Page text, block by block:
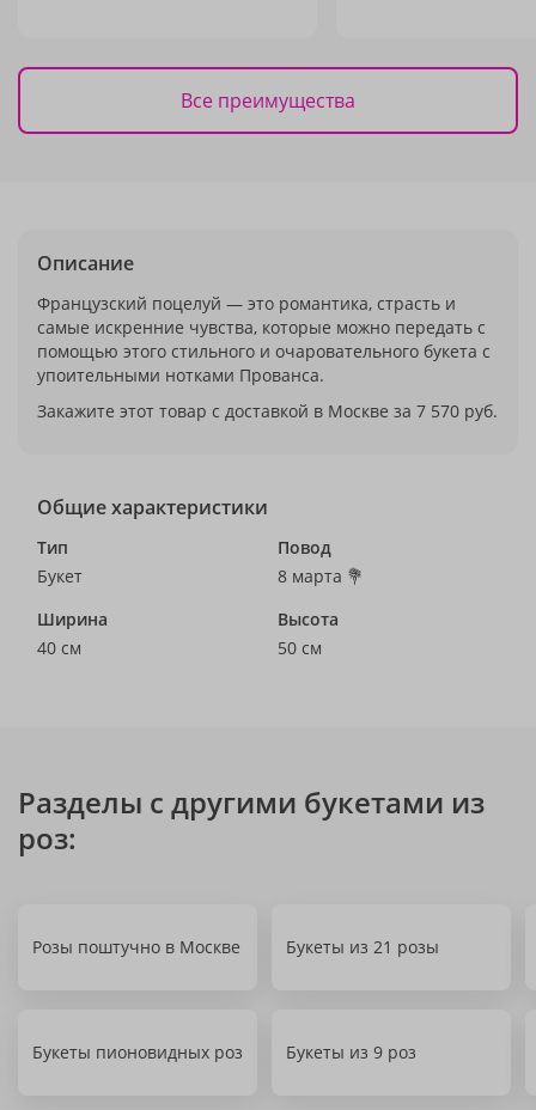
Все преимущества
Описание
Французский поцелуй — это романтика, страсть и
самые искренние чувства, которые можно передать с
помощью этого стильного и очаровательного букета с
упоительными нотками Прованса.
Закажите этот товар с доставкой в Москве за 7 570 руб.
Общие характеристики
Тип
Букет
Повод
8 марта 💐
Ширина
40 см
Высота
50 см
Разделы с другими букетами из
роз:
Розы поштучно в Москве Букеты из 21 розы
Букеты пионовидных роз Букеты из 9 роз